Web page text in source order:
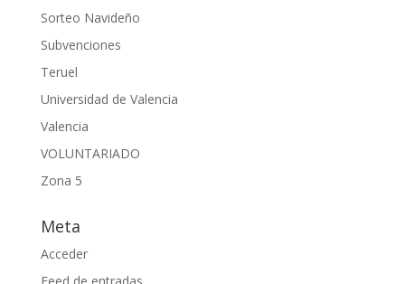
Sorteo Navideño
Subvenciones
Teruel
Universidad de Valencia
Valencia
VOLUNTARIADO
Zona 5
Meta
Acceder